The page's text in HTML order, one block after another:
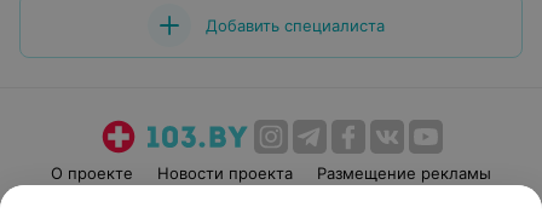
Добавить специалиста
О проекте Новости проекта
Размещение рекламы